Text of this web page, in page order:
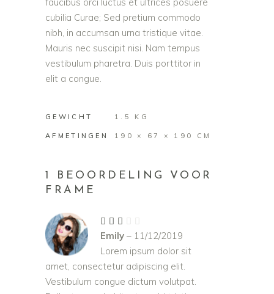
cubilia Curae; Sed pretium commodo
nibh, in accumsan urna tristique vitae.
Mauris nec suscipit nisi. Nam tempus
vestibulum pharetra. Duis porttitor in
elit a congue.
GEWICHT 1.5 KG
AFMETINGEN 190 × 67 × 190 CM
1 BEOORDELING VOOR
FRAME
3
uit
5
Emily – 11/12/2019
Lorem ipsum dolor sit
amet, consectetur adipiscing elit.
Vestibulum congue dictum volutpat.